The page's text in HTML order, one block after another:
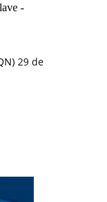
-
29 de